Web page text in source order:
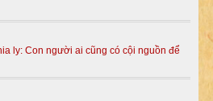
ly: Con người ai cũng có cội nguồn để